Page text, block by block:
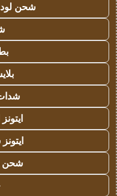
شحن
شحن